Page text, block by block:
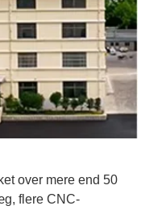
over mere end 50
flere CNC-